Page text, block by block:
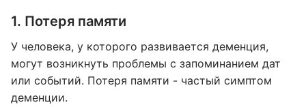
1. Потеря памяти
У человека, у которого развивается деменция,
могут возникнуть проблемы с запоминанием дат
или событий. Потеря памяти - частый симптом
деменции.